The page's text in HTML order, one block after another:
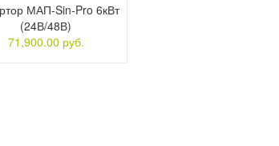
МАП-Sin-Pro 6кВт
(24В/48В)
71,900.00 руб.